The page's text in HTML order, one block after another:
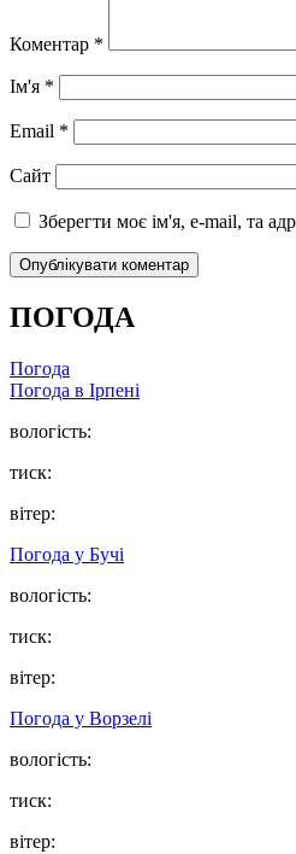
Коментар *
Ім'я *
Email *
Сайт
Зберегти моє ім'я, e-mail, та
ПОГОДА
Погода
Погода в Ірпені
вологість:
тиск:
вітер:
Погода у Бучі
вологість:
тиск:
вітер:
Погода у Ворзелі
вологість:
тиск:
вітер: